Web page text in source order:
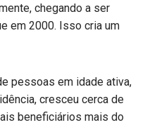
chegando a ser
em 2000. Isso cria um
pessoas em idade ativa,
cresceu cerca de
beneficiários mais do